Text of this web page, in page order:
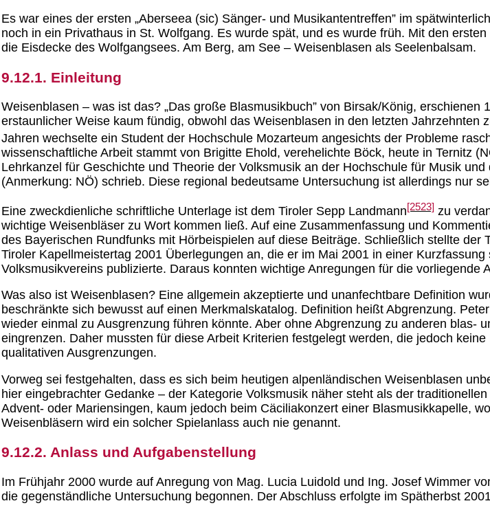
Es war eines der ersten „Aberseea (sic) Sänger- und Musikantentreffen” im
noch in ein Privathaus in St. Wolfgang. Es wurde spät, und es wurde früh. Mit den
die Eisdecke des Wolfgangsees. Am Berg, am See – Weisenblasen als Seelenbalsam.
9.12.1. Einleitung
Weisenblasen – was ist das? „Das große Blasmusikbuch” von Birsak/König,
erstaunlicher Weise kaum fündig, obwohl das Weisenblasen in den letzten
Jahren wechselte ein Student der Hochschule Mozarteum angesichts der Probleme
wissenschaftliche Arbeit stammt von Brigitte Ehold, verehelichte Böck, heute in Ternitz
Lehrkanzel für Geschichte und Theorie der Volksmusik an der Hochschule für Musik
(Anmerkung: NÖ) schrieb. Diese regional bedeutsame Untersuchung ist allerdings nur
Eine zweckdienliche schriftliche Unterlage ist dem Tiroler Sepp Landmann[2523] zu
wichtige Weisenbläser zu Wort kommen ließ. Auf eine Zusammenfassung und
des Bayerischen Rundfunks mit Hörbeispielen auf diese Beiträge. Schließlich stellte
Tiroler Kapellmeistertag 2001 Überlegungen an, die er im Mai 2001 in einer
Volksmusikvereins publizierte. Daraus konnten wichtige Anregungen für die vorliegende
Was also ist Weisenblasen? Eine allgemein akzeptierte und unanfechtbare Definition
beschränkte sich bewusst auf einen Merkmalskatalog. Definition heißt Abgrenzung.
wieder einmal zu Ausgrenzung führen könnte. Aber ohne Abgrenzung zu anderen
eingrenzen. Daher mussten für diese Arbeit Kriterien festgelegt werden, die jedoch
qualitativen Ausgrenzungen.
Vorweg sei festgehalten, dass es sich beim heutigen alpenländischen Weisenblasen
hier eingebrachter Gedanke – der Kategorie Volksmusik näher steht als der
Advent- oder Mariensingen, kaum jedoch beim Cäciliakonzert einer Blasmusikkapelle,
Weisenbläsern wird ein solcher Spielanlass auch nie genannt.
9.12.2. Anlass und Aufgabenstellung
Im Frühjahr 2000 wurde auf Anregung von Mag. Lucia Luidold und Ing. Josef Wimmer
die gegenständliche Untersuchung begonnen. Der Abschluss erfolgte im Spätherbst